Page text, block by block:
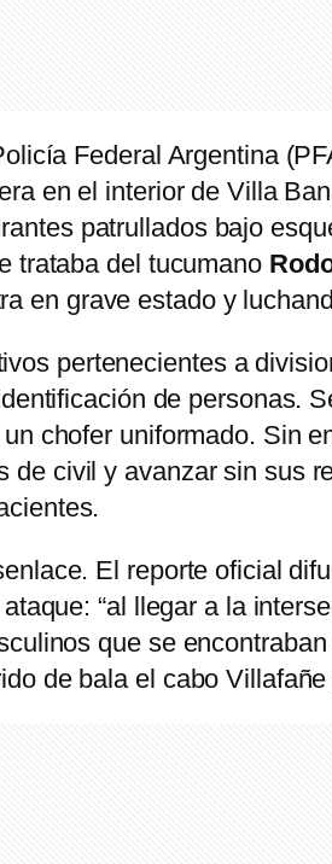
Federal Argentina
en el interior de Villa
patrullados bajo
trataba del tucumano
en grave estado y
pertenecientes a
de personas.
chofer uniformado. Sin
civil y avanzar sin sus
El reporte oficial
“al llegar a la
que se
de bala el cabo